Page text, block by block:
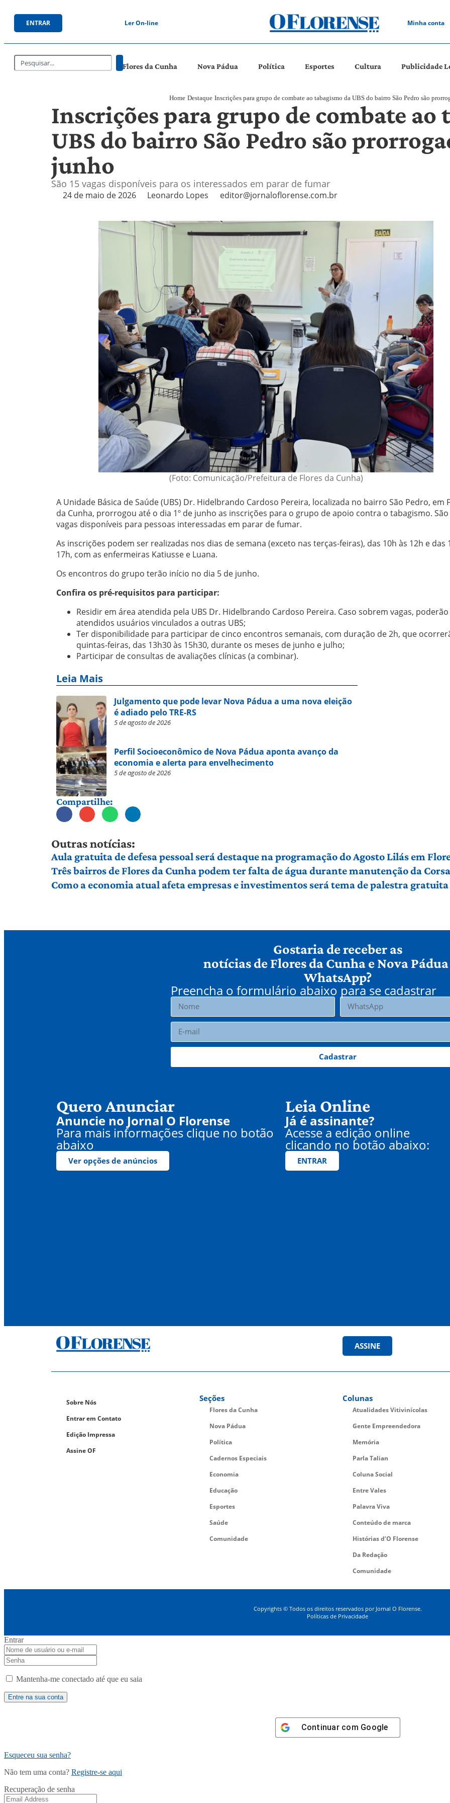
ENTRAR Ler On-line Minha conta
Flores da Cunha Nova Pádua Política Esportes Cultura Publicidade
Home Destaque Inscrições para grupo de combate ao tabagismo da UBS do bairro São Pedro são
Inscrições para grupo de combate ao
UBS do bairro São Pedro são
junho
São 15 vagas disponíveis para os interessados em parar de fumar
24 de maio de 2026 Leonardo Lopes editor@jornaloflorense.com.br
(Foto: Comunicação/Prefeitura de Flores da Cunha)
A Unidade Básica de Saúde (UBS) Dr. Hidelbrando Cardoso Pereira, localizada no bairro São Pedro, em
da Cunha, prorrogou até o dia 1º de junho as inscrições para o grupo de apoio contra o tabagismo. São
vagas disponíveis para pessoas interessadas em parar de fumar.
As inscrições podem ser realizadas nos dias de semana (exceto nas terças-feiras), das 10h às 12h e das
17h, com as enfermeiras Katiusse e Luana.
Os encontros do grupo terão início no dia 5 de junho.
Confira os pré-requisitos para participar:
Residir em área atendida pela UBS Dr. Hidelbrando Cardoso Pereira. Caso sobrem vagas,
atendidos usuários vinculados a outras UBS;
Ter disponibilidade para participar de cinco encontros semanais, com duração de 2h, que
quintas-feiras, das 13h30 às 15h30, durante os meses de junho e julho;
Participar de consultas de avaliações clínicas (a combinar).
Leia Mais
Julgamento que pode levar Nova Pádua a uma nova eleição
é adiado pelo TRE-RS
5 de agosto de 2026
Perfil Socioeconômico de Nova Pádua aponta avanço da
economia e alerta para envelhecimento
5 de agosto de 2026
Compartilhe:
Outras notícias:
Aula gratuita de defesa pessoal será destaque na programação do Agosto Lilás em
Três bairros de Flores da Cunha podem ter falta de água durante manutenção da
Como a economia atual afeta empresas e investimentos será tema de palestra
Gostaria de receber as
notícias de Flores da Cunha e Nova
WhatsApp?
Preencha o formulário abaixo para se cadastrar
Cadastrar
Quero Anunciar
Anuncie no Jornal O Florense
Para mais informações clique no botão
abaixo
Ver opções de anúncios
Leia Online
Já é assinante?
Acesse a edição online
clicando no botão abaixo:
ENTRAR
ASSINE
Sobre Nós
Entrar em Contato
Edição Impressa
Assine OF
Seções
Flores da Cunha
Nova Pádua
Política
Cadernos Especiais
Economia
Educação
Esportes
Saúde
Comunidade
Colunas
Atualidades Vitivinícolas
Gente Empreendedora
Memória
Parla Talian
Coluna Social
Entre Vales
Palavra Viva
Conteúdo de marca
Histórias d’O Florense
Da Redação
Comunidade
Copyrights © Todos os direitos reservados por Jornal O Florense.
Políticas de Privacidade
Entrar
Mantenha-me conectado até que eu saia
Continuar com Google
Esqueceu sua senha?
Não tem uma conta? Registre-se aqui
Recuperação de senha